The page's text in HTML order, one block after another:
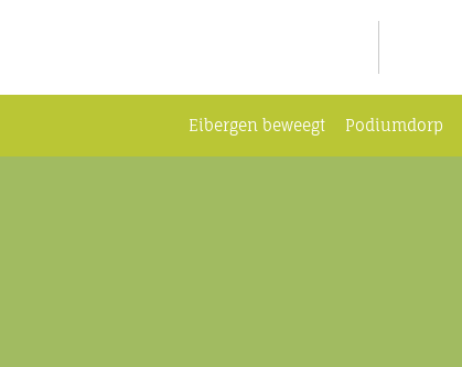
Eibergen beweegt Podiumdorp